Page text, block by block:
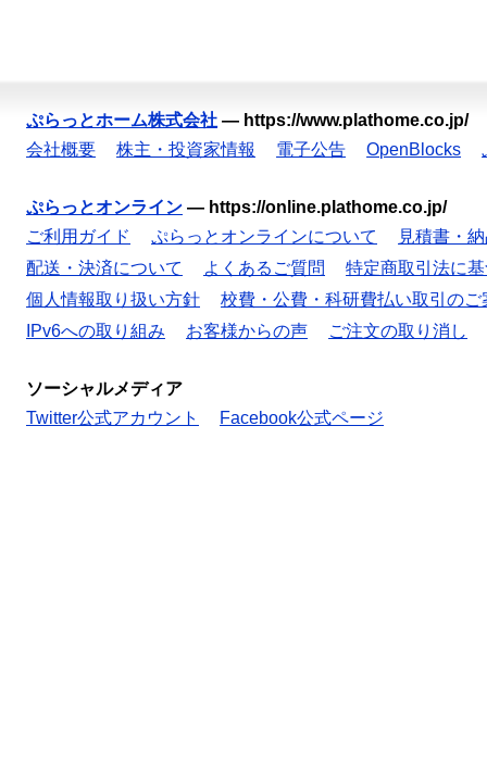
ぷらっとホーム株式会社 — https://www.plathome.co.jp/
会社概要
株主・投資家情報 電子公告 OpenBlocks
ぷらっとオンライン — https://online.plathome.co.jp/
ご利用ガイド
ぷらっとオンラインについて
見積書・
配送・決済について
よくあるご質問
特定商取引法に
個人情報取り扱い方針
校費・公費・科研費払い取引のご
IPv6への取り組み
お客様からの声 ご注文の取り消し
ソーシャルメディア
Twitter公式アカウント
Facebook公式ページ